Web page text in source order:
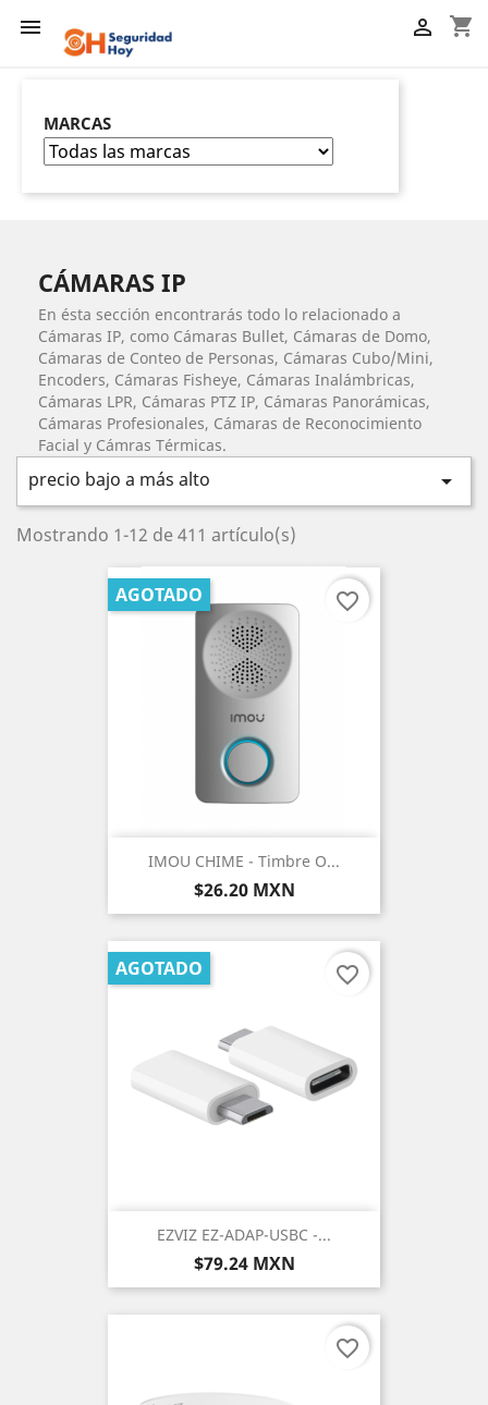
 shopping_cart

MARCAS
CÁMARAS IP
En ésta sección encontrarás todo lo relacionado a
Cámaras IP, como Cámaras Bullet, Cámaras de Domo,
Cámaras de Conteo de Personas, Cámaras Cubo/Mini,
Encoders, Cámaras Fisheye, Cámaras Inalámbricas,
Cámaras LPR, Cámaras PTZ IP, Cámaras Panorámicas,
Cámaras Profesionales, Cámaras de Reconocimiento
Facial y Cámras Térmicas.
precio bajo a más alto 
Mostrando 1-12 de 411 artículo(s)
IMOU CHIME - Timbre O...
Precio
$26.20 MXN
AGOTADO favorite_border
EZVIZ EZ-ADAP-USBC -...
Precio
$79.24 MXN
AGOTADO favorite_border
favorite_border